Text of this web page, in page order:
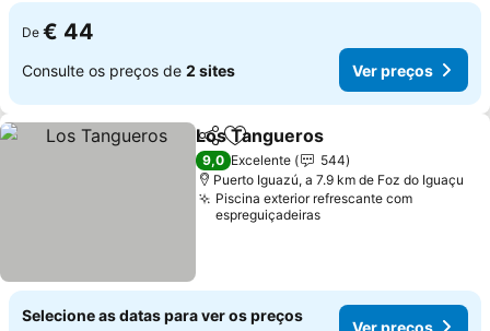
De € 44
Consulte os preços de 2 sites Ver preços
PartilharAdicionar aos favoritos
Los Tangueros
9,0 Excelente
544
Puerto Iguazú, a 7.9 km de Foz do Iguaçu
Piscina exterior refrescante com
espreguiçadeiras
Selecione as datas para ver os preços
Ver preços